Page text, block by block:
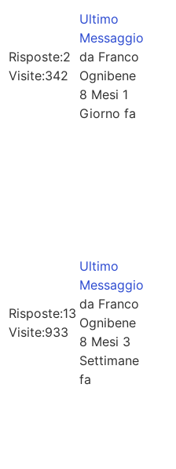
Risposte:2
Visite:342
Ultimo
Messaggio
da Franco
Ognibene
8 Mesi 1
Giorno fa
Risposte:13
Visite:933
Ultimo
Messaggio
da Franco
Ognibene
8 Mesi 3
Settimane
fa